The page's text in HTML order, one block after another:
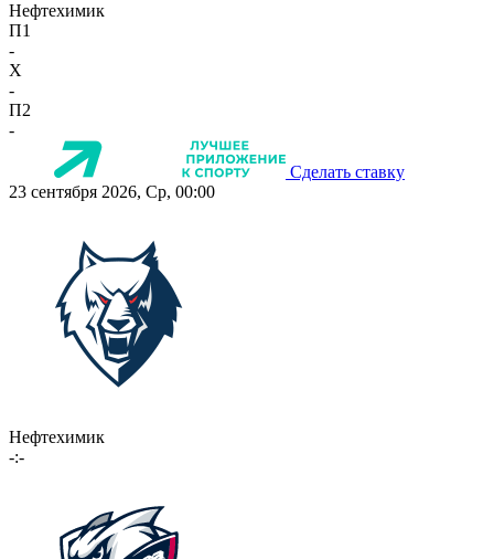
Нефтехимик
П1
-
X
-
П2
-
Сделать ставку
23 сентября 2026, Ср, 00:00
Нефтехимик
-:-